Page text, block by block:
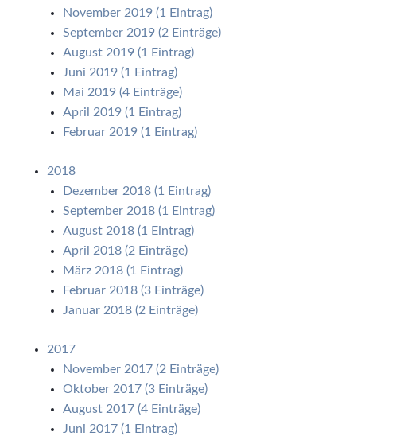
November 2019 (1 Eintrag)
September 2019 (2 Einträge)
August 2019 (1 Eintrag)
Juni 2019 (1 Eintrag)
Mai 2019 (4 Einträge)
April 2019 (1 Eintrag)
Februar 2019 (1 Eintrag)
2018
Dezember 2018 (1 Eintrag)
September 2018 (1 Eintrag)
August 2018 (1 Eintrag)
April 2018 (2 Einträge)
März 2018 (1 Eintrag)
Februar 2018 (3 Einträge)
Januar 2018 (2 Einträge)
2017
November 2017 (2 Einträge)
Oktober 2017 (3 Einträge)
August 2017 (4 Einträge)
Juni 2017 (1 Eintrag)